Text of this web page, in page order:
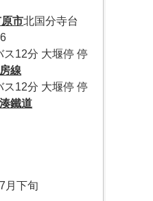
市北国分寺台
ス12分 大堰停 停
線
ス12分 大堰停 停
鐵道
月下旬